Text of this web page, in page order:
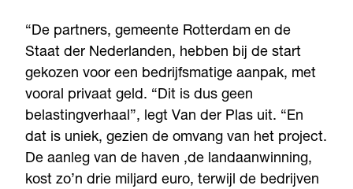
“De partners, gemeente Rotterdam en de
Staat der Nederlanden, hebben bij de start
gekozen voor een bedrijfsmatige aanpak, met
vooral privaat geld. “Dit is dus geen
belastingverhaal”, legt Van der Plas uit. “En
dat is uniek, gezien de omvang van het project.
De aanleg van de haven ,de landaanwinning,
kost zo’n drie miljard euro, terwijl de bedrijven